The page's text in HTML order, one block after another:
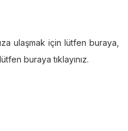
ulaşmak için lütfen buraya,
buraya tıklayınız.